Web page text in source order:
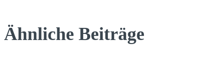
Ähnliche Beiträge